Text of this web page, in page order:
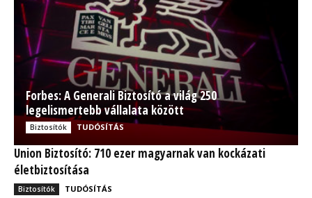
Forbes: A Generali Biztosító a világ 250
legelismertebb vállalata között
Biztosítók TUDÓSÍTÁS
Union Biztosító: 710 ezer magyarnak van kockázati
életbiztosítása
Biztosítók TUDÓSÍTÁS